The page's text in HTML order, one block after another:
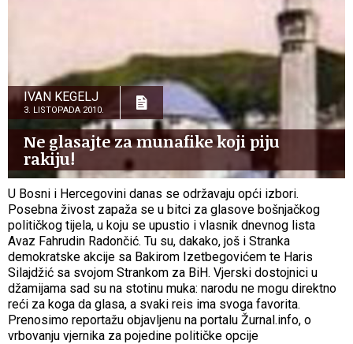
IVAN KEGELJ
3. LISTOPADA 2010.
Ne glasajte za munafike koji piju
rakiju!
U Bosni i Hercegovini danas se održavaju opći izbori.
Posebna živost zapaža se u bitci za glasove bošnjačkog
političkog tijela, u koju se upustio i vlasnik dnevnog lista
Avaz Fahrudin Radončić. Tu su, dakako, još i Stranka
demokratske akcije sa Bakirom Izetbegovićem te Haris
Silajdžić sa svojom Strankom za BiH. Vjerski dostojnici u
džamijama sad su na stotinu muka: narodu ne mogu direktno
reći za koga da glasa, a svaki reis ima svoga favorita.
Prenosimo reportažu objavljenu na portalu Žurnal.info, o
vrbovanju vjernika za pojedine političke opcije